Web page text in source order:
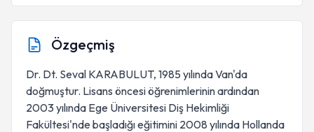
Özgeçmiş
Dr. Dt. Seval KARABULUT, 1985 yılında Van'da
doğmuştur. Lisans öncesi öğrenimlerinin ardından
2003 yılında Ege Üniversitesi Diş Hekimliği
Fakültesi'nde başladığı eğitimini 2008 yılında Hollanda